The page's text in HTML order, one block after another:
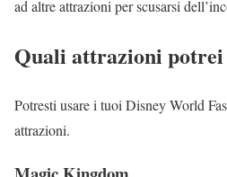
ad altre attrazioni per scusarsi
Quali attrazioni
Potresti usare i tuoi Disney World
attrazioni.